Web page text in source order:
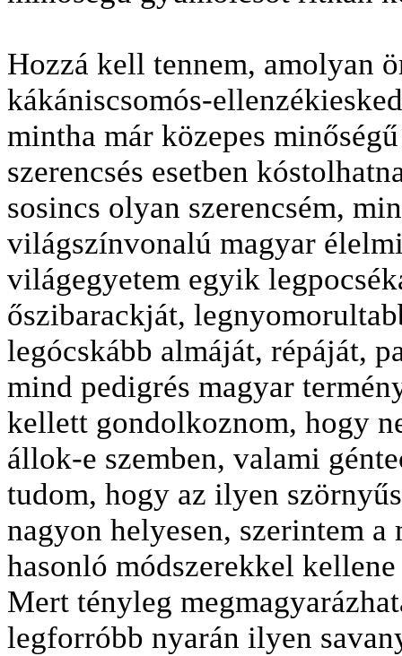
Hozzá kell tennem, amolyan
kákániscsomós-
mintha már közepes
szerencsés esetben
sosincs olyan szerencsém,
világszínvonalú magyar
világegyetem egyik
őszibarackját,
legócskább almáját, répáját,
mind pedigrés magyar
kellett gondolkoznom, hogy
állok-e szemben, valami
tudom, hogy az ilyen
nagyon helyesen, szerintem
hasonló módszerekkel
Mert tényleg
legforróbb nyarán ilyen